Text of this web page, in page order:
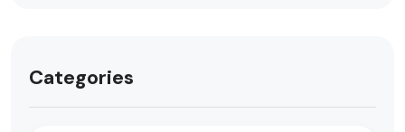
Categories